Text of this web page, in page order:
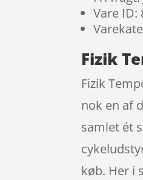
Vare ID:
Fizik
Fizik
nok en af
samlet ét
køb. Her i